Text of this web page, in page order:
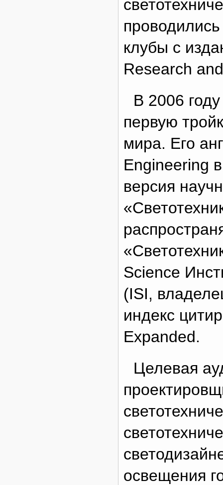
клубы с
Research
В 2006
первую
мира. Его
Engineering
версия
Science
(ISI,
индекс
Expanded.
Целевая
освещения